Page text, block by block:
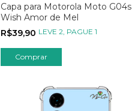
Capa para Motorola Moto G04s
Wish Amor de Mel
R$39,90 LEVE 2, PAGUE 1
Comprar